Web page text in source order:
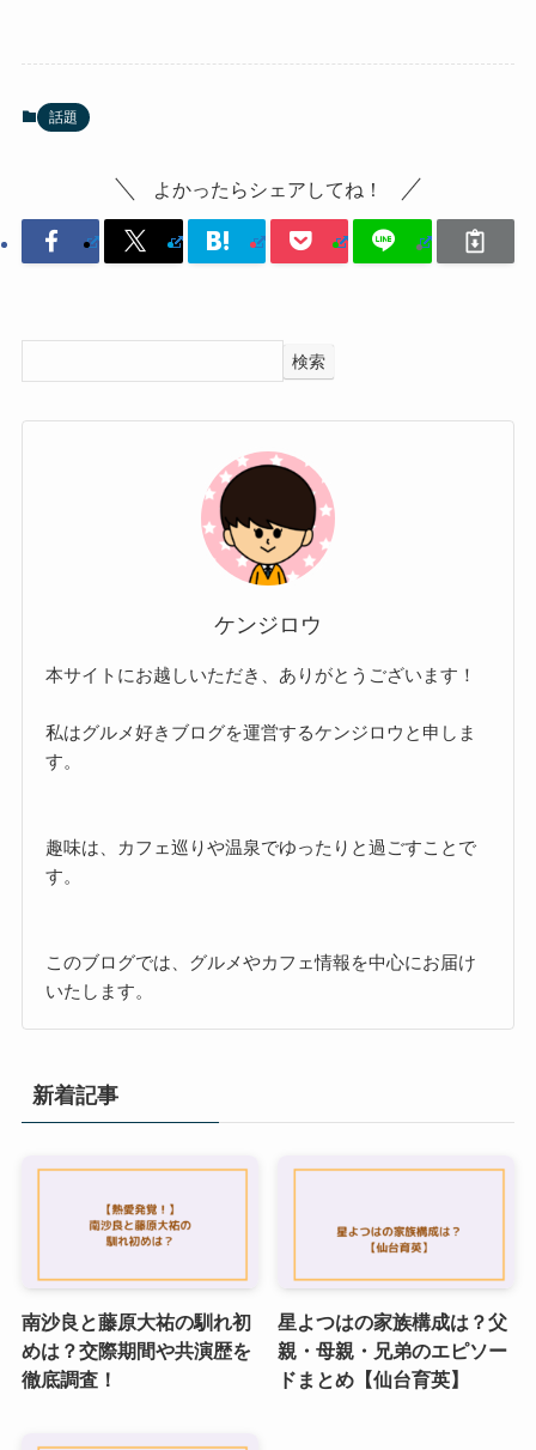
話題
よかったらシェアしてね！
検索
ケンジロウ
本サイトにお越しいただき、ありがとうございます！
私はグルメ好きブログを運営するケンジロウと申しま
す。
趣味は、カフェ巡りや温泉でゆったりと過ごすことで
す。
このブログでは、グルメやカフェ情報を中心にお届け
いたします。
新着記事
南沙良と藤原大祐の馴れ初
めは？交際期間や共演歴を
徹底調査！
星よつはの家族構成は？父
親・母親・兄弟のエピソー
ドまとめ【仙台育英】